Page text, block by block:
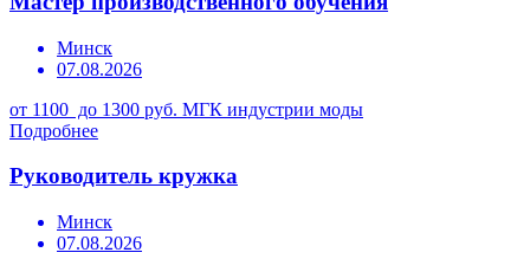
Минск
07.08.2026
от 1100 до 1300 руб. МГК индустрии моды
Подробнее
Руководитель кружка
Минск
07.08.2026